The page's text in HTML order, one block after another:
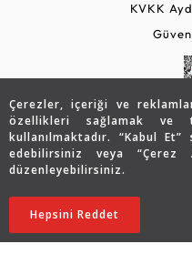
Çerezler, içeriği ve
özellikleri sağlamak ve
kullanılmaktadır. “Kabul
edebilirsiniz veya “Çerez
düzenleyebilirsiniz.
Hepsini Reddet
23.321 TL
16.351TL
KVKK
Copyright © 2026 Assos